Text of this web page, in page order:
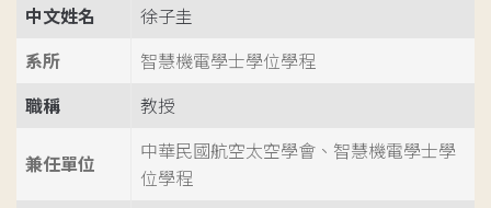
中文姓名
徐子圭
系所
智慧機電學士學位學程
職稱
教授
兼任單位
中華民國航空太空學會、智慧機電學士學
位學程